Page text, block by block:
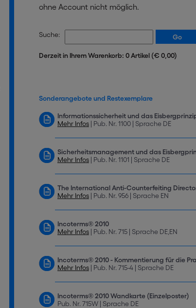
ohne Account nicht möglich.
Suche:
Derzeit in Ihrem Warenkorb: 0 Artikel (€ 0,00)
Sonderangebote und Restexemplare
Informationssicherheit und das
Mehr Infos | Pub. Nr. 1100 | Sprache DE
Sicherheitsmanagement und das
Mehr Infos | Pub. Nr. 1101 | Sprache DE
The International Anti-Counterfeiting
Mehr Infos | Pub. Nr. 956 | Sprache EN
Incoterms® 2010
Mehr Infos | Pub. Nr. 715 | Sprache DE,EN
Incoterms® 2010 - Kommentierung für die
Mehr Infos | Pub. Nr. 715-4 | Sprache DE
Incoterms® 2010 Wandkarte (Einzelposter)
Pub. Nr. 715W | Sprache DE